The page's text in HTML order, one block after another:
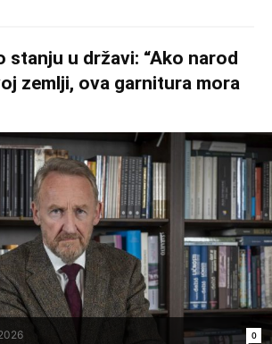
stanju u državi: “Ako narod
zemlji, ova garnitura mora
0